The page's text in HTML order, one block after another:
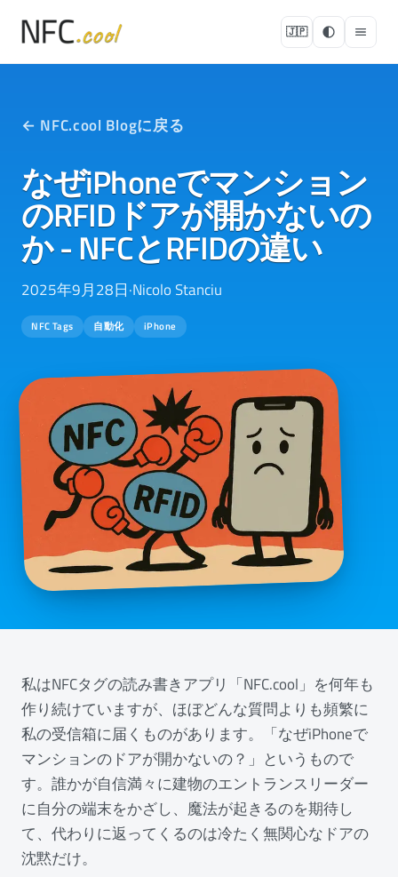
🇯🇵
← NFC.cool Blogに戻る
なぜiPhoneでマンション
のRFIDドアが開かないの
か - NFCとRFIDの違い
2025年9月28日·Nicolo Stanciu
NFC Tags 自動化 iPhone
私はNFCタグの読み書きアプリ「NFC.cool」を何年も
作り続けていますが、ほぼどんな質問よりも頻繁に
私の受信箱に届くものがあります。「なぜiPhoneで
マンションのドアが開かないの？」というもので
す。誰かが自信満々に建物のエントランスリーダー
に自分の端末をかざし、魔法が起きるのを期待し
て、代わりに返ってくるのは冷たく無関心なドアの
沈黙だけ。